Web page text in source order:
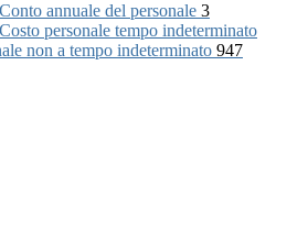
Conto annuale del personale 3
Costo personale tempo indeterminato
non a tempo indeterminato 947